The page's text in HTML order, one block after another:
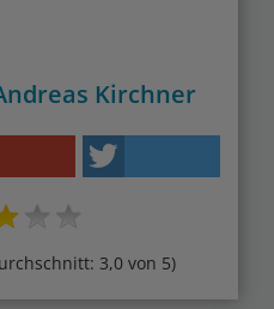
Kirchner
3,0 von 5)